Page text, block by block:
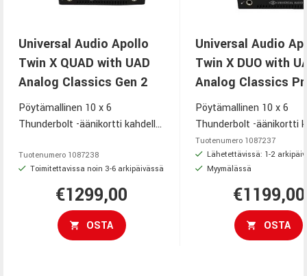
Universal Audio Apollo
Twin X QUAD with UAD
Analog Classics Gen 2
Pöytämallinen 10 x 6
Thunderbolt -äänikortti kahdella
luokan Apollo X Gen 2
-äänikonversiolla, Auto-Gainilla,
Apollo Monitor Correctionilla,
Bass Management -toiminnolla,
QUAD core DSP -plug-in-
käsittelyllä ja premium-
Tuotenumero 1087238
Toimitettavissa noin 3-6 arkipäivässä
€1299,00
OSTA
Universal Audio
Twin X DUO with
Analog Classics
Pöytämallinen 10 x 6
Thunderbolt -äänikortti
Unison-mikkietuasteella,
luokan Apollo X Gen 2
-äänikonversiolla, Auto-
Apollo Monitor
Bass Management -
QUAD core DSP -plug-in-
käsittelyllä ja premium-
Tuotenumero 1087237
Lähetettävissä: 1-2
Myymälässä
€1199,00
OSTA